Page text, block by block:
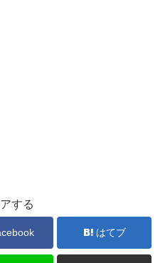
する
はてブ